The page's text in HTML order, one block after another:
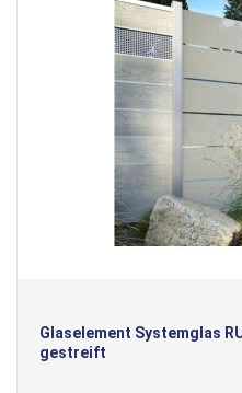
Glaselement Systemglas
gestreift